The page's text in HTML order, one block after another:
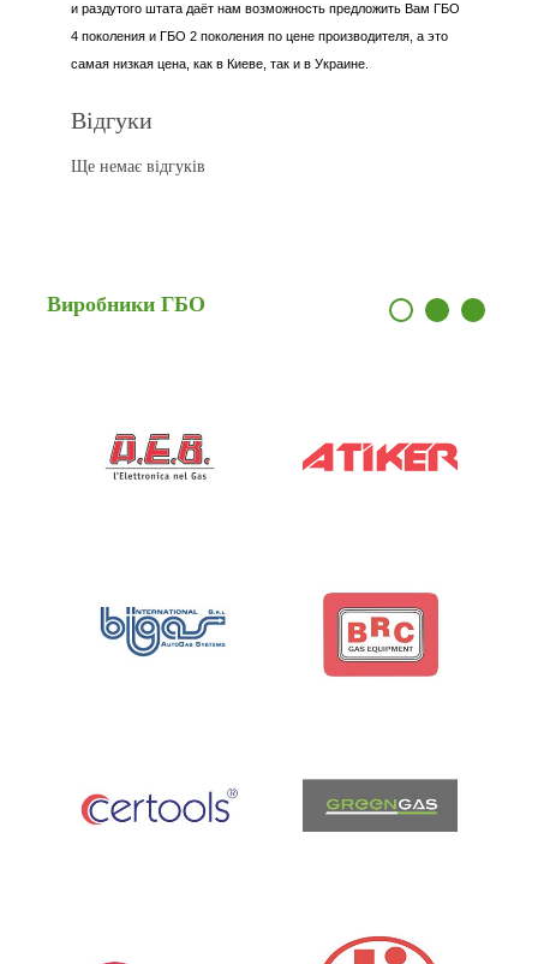
и раздутого штата даёт нам возможность предложить Вам ГБО
4 поколения и ГБО 2 поколения по цене производителя, а это
самая низкая цена, как в Киеве, так и в Украине.
Відгуки
Ще немає відгуків
Виробники ГБО